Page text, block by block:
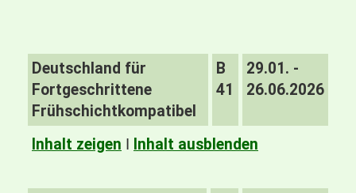
Deutschland für
Fortgeschrittene
Frühschichtkompatibel
B
41
29.01. -
26.06.2026
Inhalt zeigen I Inhalt ausblenden